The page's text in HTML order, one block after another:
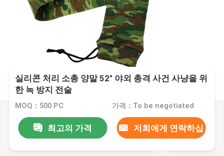
실리콘 처리 소총 양말 52" 야외 총격 사건 사냥을 위
한 녹 방지 전술
MOQ：500 PC 가격：To be negotiated
최고의 가격 저희에게 연락하십
시오